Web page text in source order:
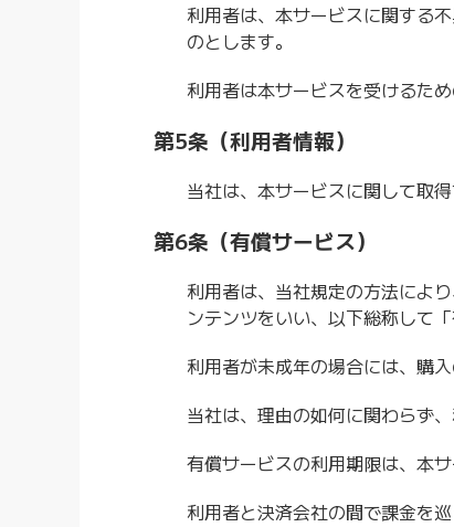
利用者は、本サービスに関する
のとします。
利用者は本サービスを受けるた
第5条（利用者情報）
当社は、本サービスに関して取
第6条（有償サービス）
利用者は、当社規定の方法によ
ンテンツをいい、以下総称して
利用者が未成年の場合には、購
当社は、理由の如何に関わらず
有償サービスの利用期限は、本
利用者と決済会社の間で課金を